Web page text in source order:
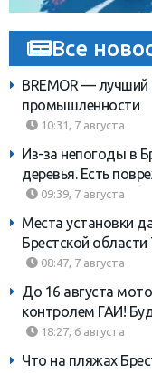
Все
BREMOR — лучший
промышленности
10:31, 7 августа
Из-за непогоды в
деревья. Есть
09:39, 7 августа
Места установки
Брестской области
08:47, 7 августа
До 16 августа
контролем ГАИ!
18:27, 6 августа
Что на пляжах